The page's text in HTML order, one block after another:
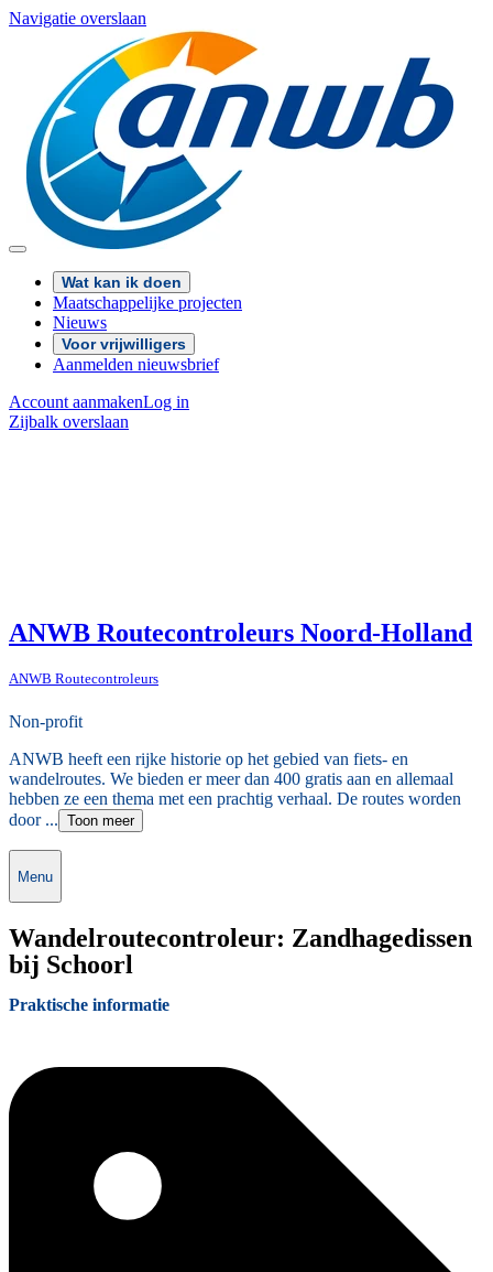
Navigatie overslaan
Wat kan ik doen
Maatschappelijke projecten
Nieuws
Voor vrijwilligers
Aanmelden nieuwsbrief
Account aanmakenLog in
Zijbalk overslaan
ANWB Routecontroleurs Noord-Holland
ANWB Routecontroleurs
Non-profit
ANWB heeft een rijke historie op het gebied van fiets- en
wandelroutes. We bieden er meer dan 400 gratis aan en allemaal
hebben ze een thema met een prachtig verhaal. De routes worden
door ... Toon meer
Menu
Wandelroutecontroleur: Zandhagedissen
bij Schoorl
Praktische informatie